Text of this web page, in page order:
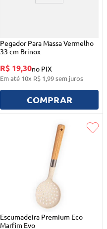
Pegador Para Massa Vermelho
33 cm Brinox
R$ 19,30no PIX
Em até 10x R$ 1,99sem juros
COMPRAR
Escumadeira Premium Eco
Marfim Evo